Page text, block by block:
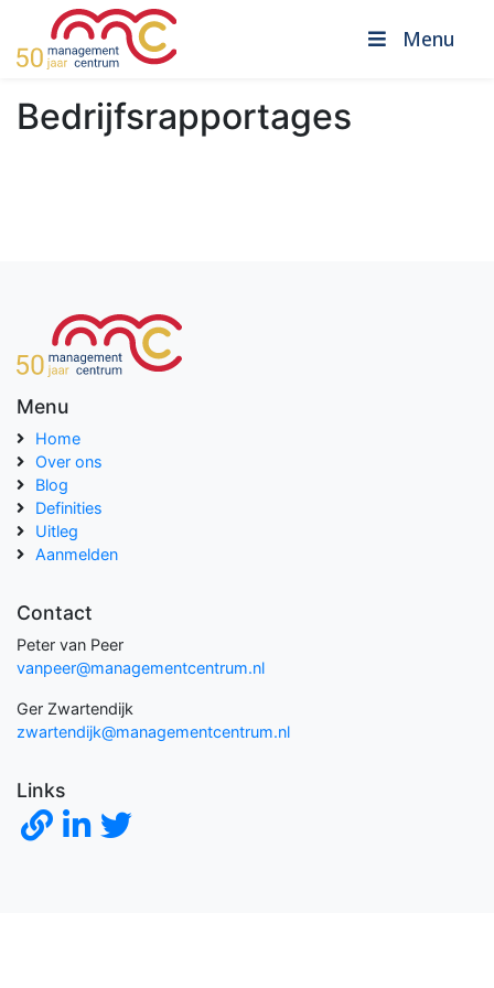
Menu
Bedrijfsrapportages
Menu
Home
Over ons
Blog
Definities
Uitleg
Aanmelden
Contact
Peter van Peer
vanpeer@managementcentrum.nl
Ger Zwartendijk
zwartendijk@managementcentrum.nl
Links